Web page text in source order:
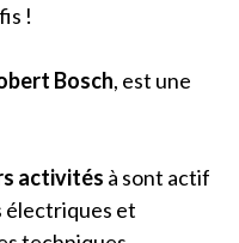
!
Bosch, est une
activités à sont actif
électriques et